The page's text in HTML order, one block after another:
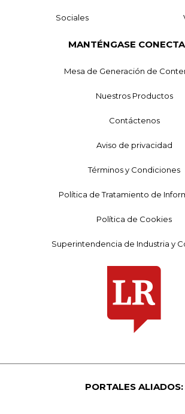
Sociales
MANTÉNGASE
Mesa de Generación de
Nuestros Productos
Contáctenos
Aviso de privacidad
Términos y Condiciones
Política de Tratamiento de
Política de Cookies
Superintendencia de Industria y
PORTALES ALIADOS: